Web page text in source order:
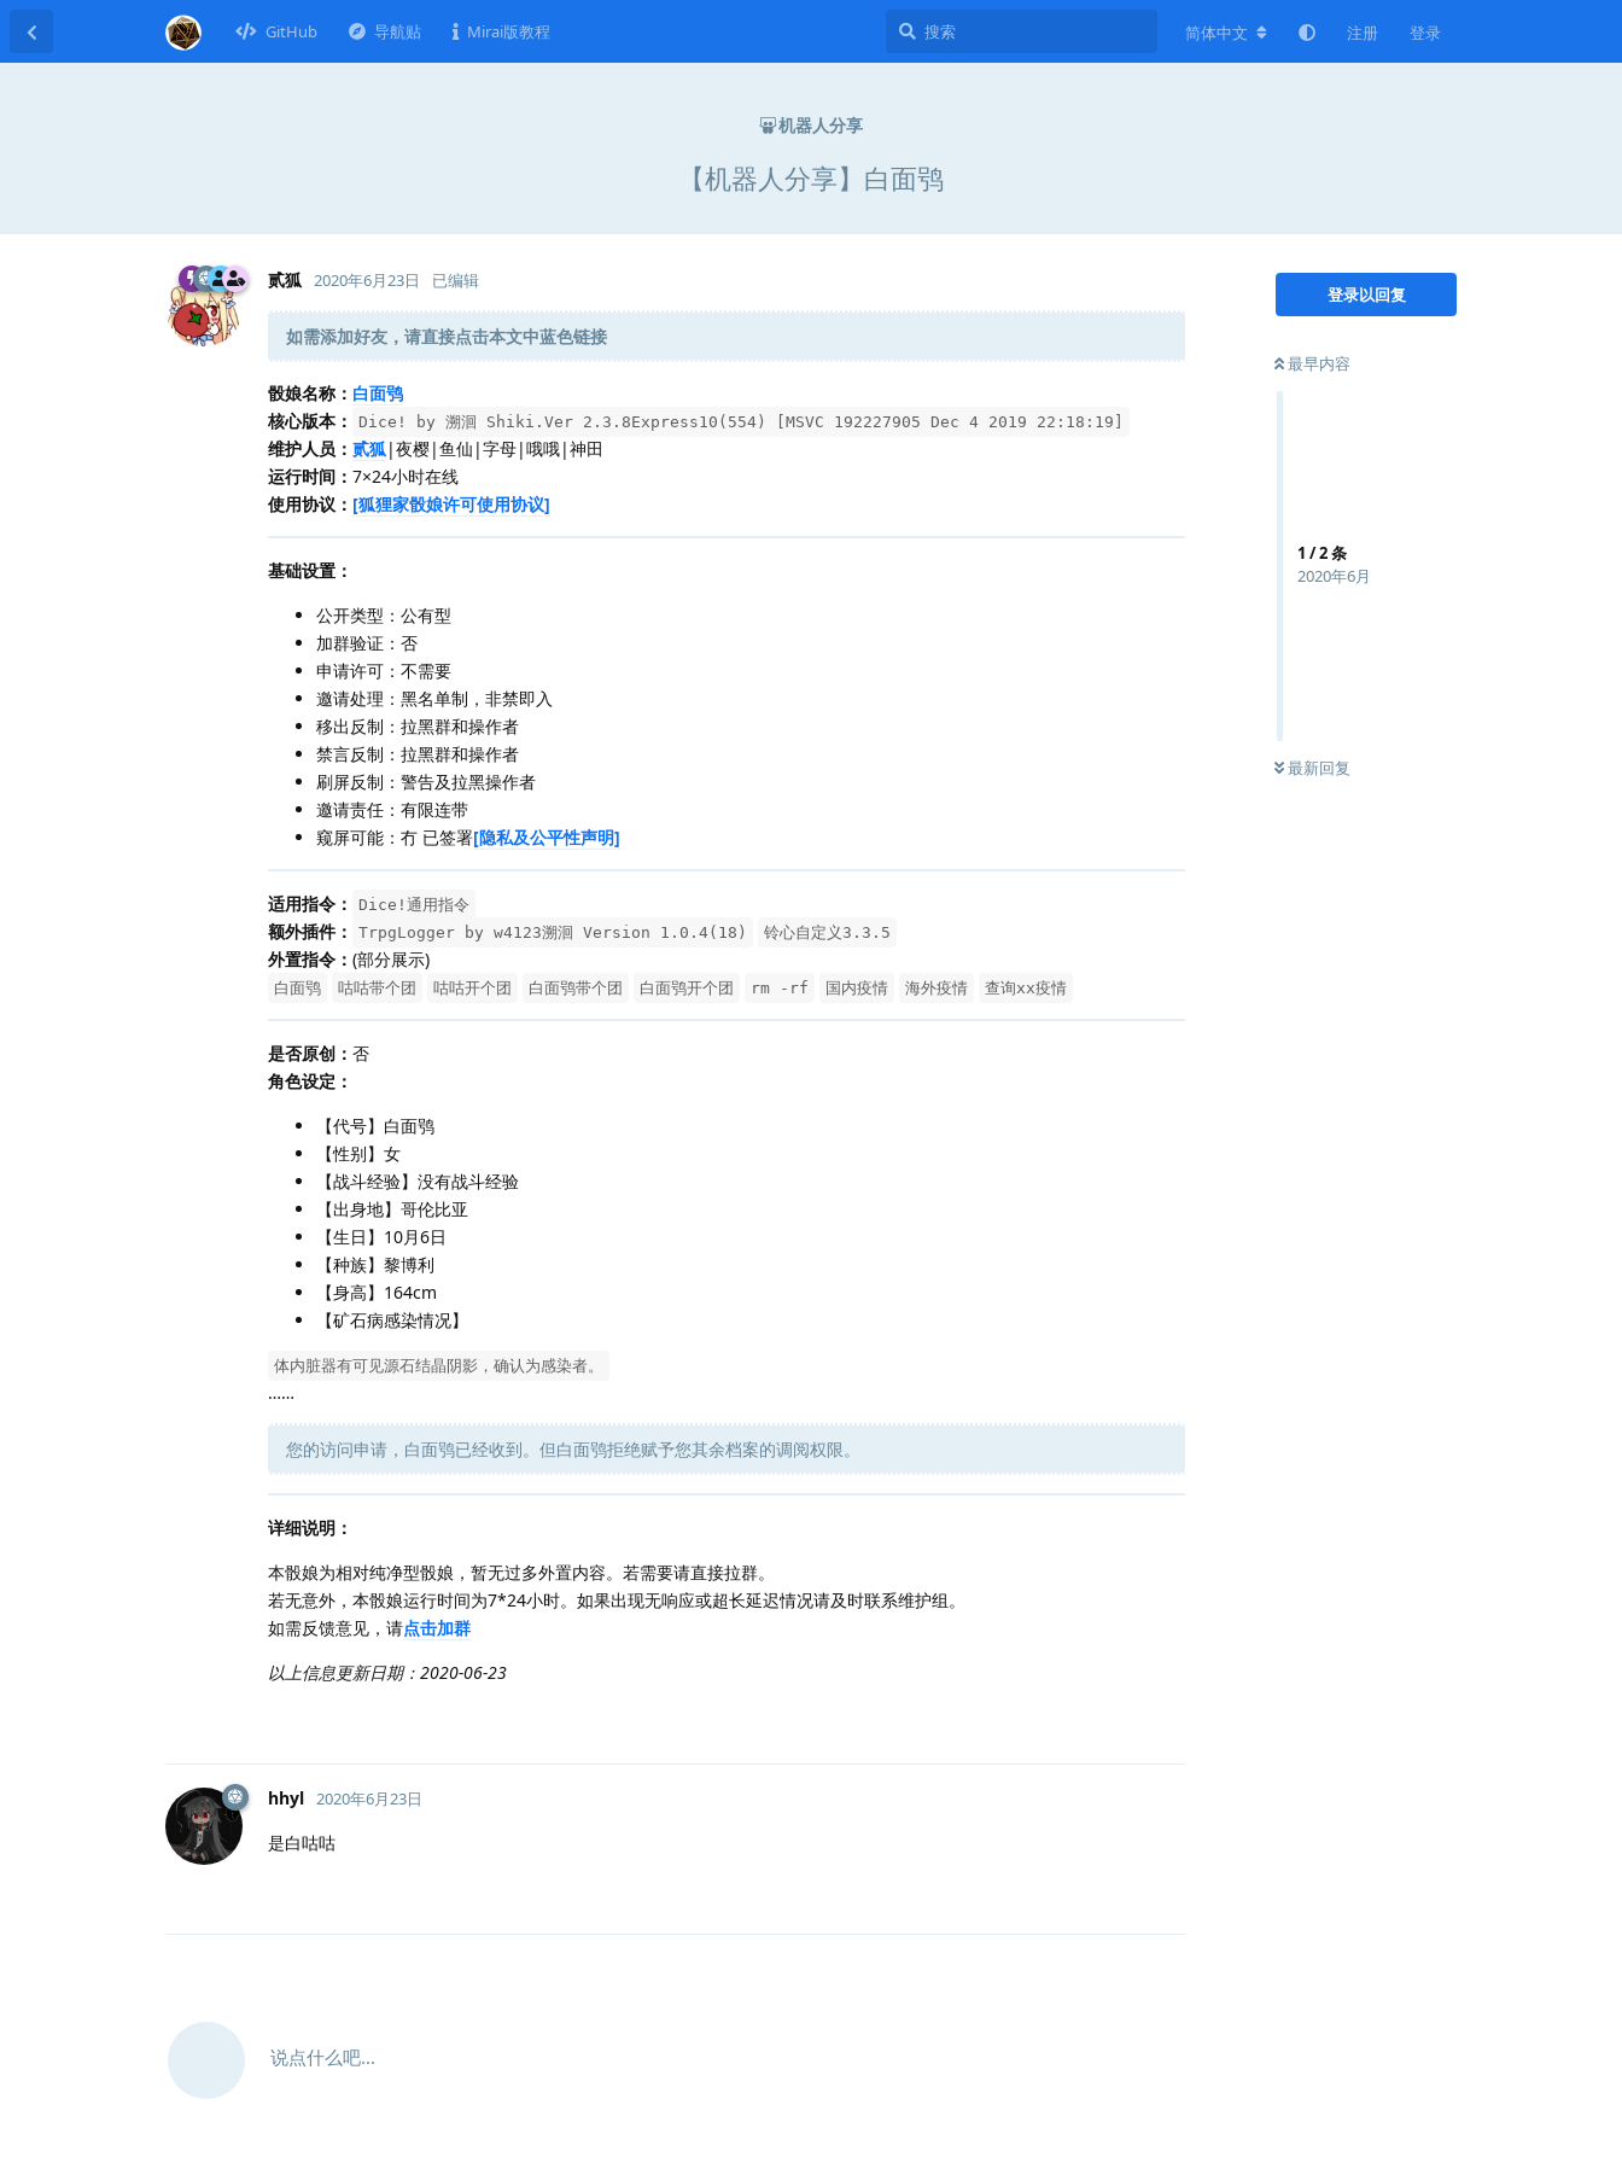
GitHub 导航贴 Mirai版教程 简体中文 注册 登录
机器人分享
【机器人分享】白面鸮
登录以回复
最早内容
1 /2条
2020年6月
最新回复
贰狐 2020年6月23日 已编辑
如需添加好友，请直接点击本文中蓝色链接
骰娘名称： 白面鸮
核心版本：
Dice! by 溯洄 Shiki.Ver 2.3.8Express10(554) [MSVC 192227905 Dec 4 2019 22:18:19]
维护人员： 贰狐 |夜樱|鱼仙|字母|哦哦|神田
运行时间： 7×24小时在线
使用协议： [狐狸家骰娘许可使用协议]
基础设置：
公开类型：公有型
加群验证：否
申请许可：不需要
邀请处理：黑名单制，非禁即入
移出反制：拉黑群和操作者
禁言反制：拉黑群和操作者
刷屏反制：警告及拉黑操作者
邀请责任：有限连带
窥屏可能：冇 已签署[隐私及公平性声明]
适用指令： Dice!通用指令
额外插件： TrpgLogger by w4123溯洄 Version 1.0.4(18) 铃心自定义3.3.5
外置指令： (部分展示)
白面鸮 咕咕带个团 咕咕开个团 白面鸮带个团 白面鸮开个团 rm -rf 国内疫情 海外疫情 查询xx疫情
是否原创： 否
角色设定：
【代号】白面鸮
【性别】女
【战斗经验】没有战斗经验
【出身地】哥伦比亚
【生日】10月6日
【种族】黎博利
【身高】164cm
【矿石病感染情况】
体内脏器有可见源石结晶阴影，确认为感染者。
……
您的访问申请，白面鸮已经收到。但白面鸮拒绝赋予您其余档案的调阅权限。
详细说明：
本骰娘为相对纯净型骰娘，暂无过多外置内容。若需要请直接拉群。
若无意外，本骰娘运行时间为7*24小时。如果出现无响应或超长延迟情况请及时联系维护组。
如需反馈意见，请点击加群
以上信息更新日期：2020-06-23
hhyl 2020年6月23日
是白咕咕
说点什么吧...